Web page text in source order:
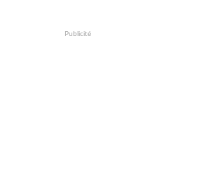
Publicité